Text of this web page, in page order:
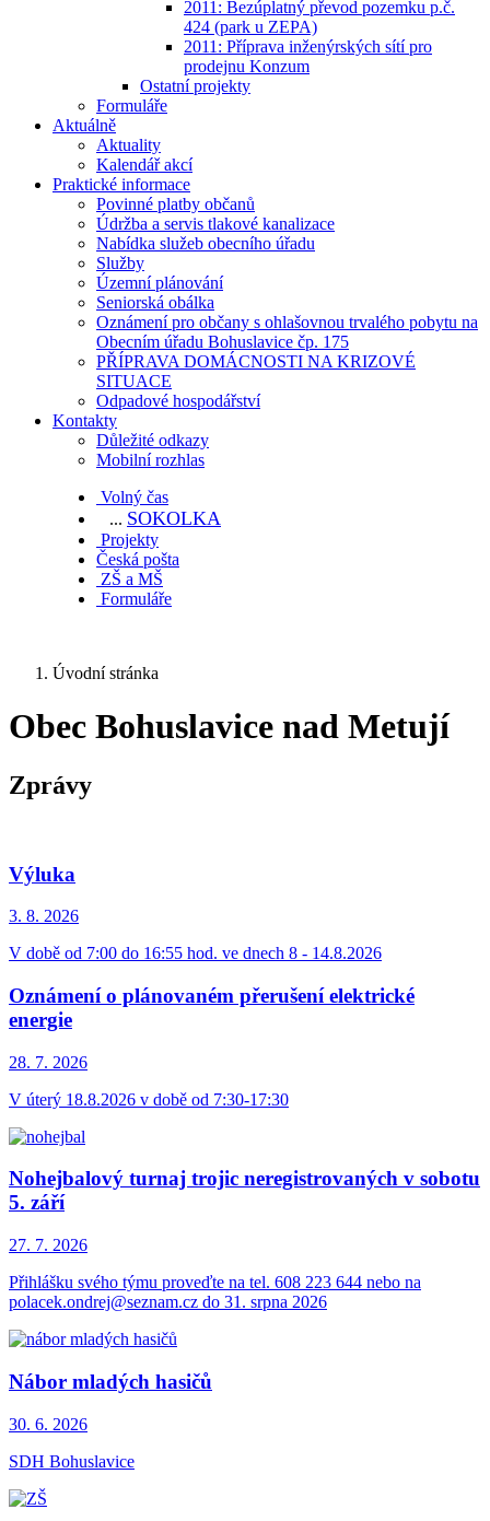
2011: Bezúplatný převod pozemku p.č.
424 (park u ZEPA)
2011: Příprava inženýrských sítí pro
prodejnu Konzum
Ostatní projekty
Formuláře
Aktuálně
Aktuality
Kalendář akcí
Praktické informace
Povinné platby občanů
Údržba a servis tlakové kanalizace
Nabídka služeb obecního úřadu
Služby
Územní plánování
Seniorská obálka
Oznámení pro občany s ohlašovnou trvalého pobytu na
Obecním úřadu Bohuslavice čp. 175
PŘÍPRAVA DOMÁCNOSTI NA KRIZOVÉ
SITUACE
Odpadové hospodářství
Kontakty
Důležité odkazy
Mobilní rozhlas
Volný čas
... SOKOLKA
Projekty
Česká pošta
ZŠ a MŠ
Formuláře
Úvodní stránka
Obec Bohuslavice nad Metují
Zprávy
Výluka
3. 8. 2026
V době od 7:00 do 16:55 hod. ve dnech 8 - 14.8.2026
Oznámení o plánovaném přerušení elektrické
energie
28. 7. 2026
V úterý 18.8.2026 v době od 7:30-17:30
Nohejbalový turnaj trojic neregistrovaných v sobotu
5. září
27. 7. 2026
Přihlášku svého týmu proveďte na tel. 608 223 644 nebo na
polacek.ondrej@seznam.cz do 31. srpna 2026
Nábor mladých hasičů
30. 6. 2026
SDH Bohuslavice